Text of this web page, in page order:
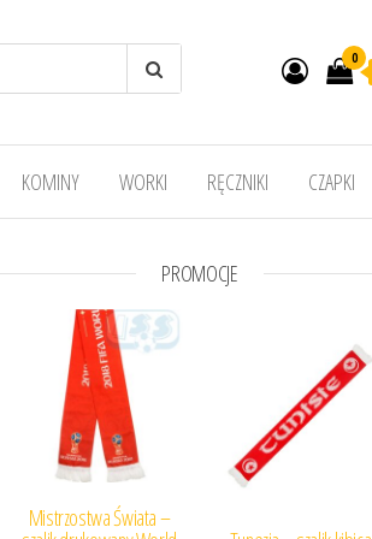
0
KOMINY WORKI RĘCZNIKI CZAPKI
PROMOCJE
Mistrzostwa Świata –